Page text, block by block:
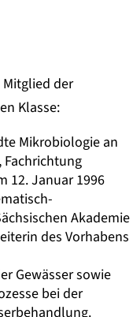
Mitglied der
Klasse:
Mikrobiologie an
Fachrichtung
12. Januar 1996
Akademie
des Vorhabens
Gewässer sowie
bei der